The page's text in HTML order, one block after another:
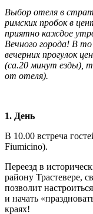
Выбор отеля в
римских пробок в
приятно каждое
Вечного города! В
вечерних прогулок
(са.20 минут езды),
от отеля).
1. День
В 10.00 встреча
Fiumicino).
Переезд в
району Трастевере,
позволит
и начать
краях!